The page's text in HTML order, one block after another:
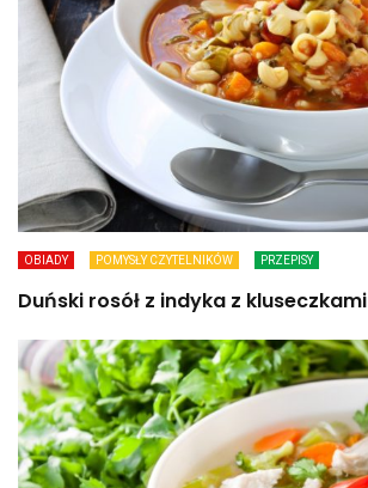
OBIADY POMYSŁY CZYTELNIKÓW PRZEPISY
Duński rosół z indyka z kluseczkami